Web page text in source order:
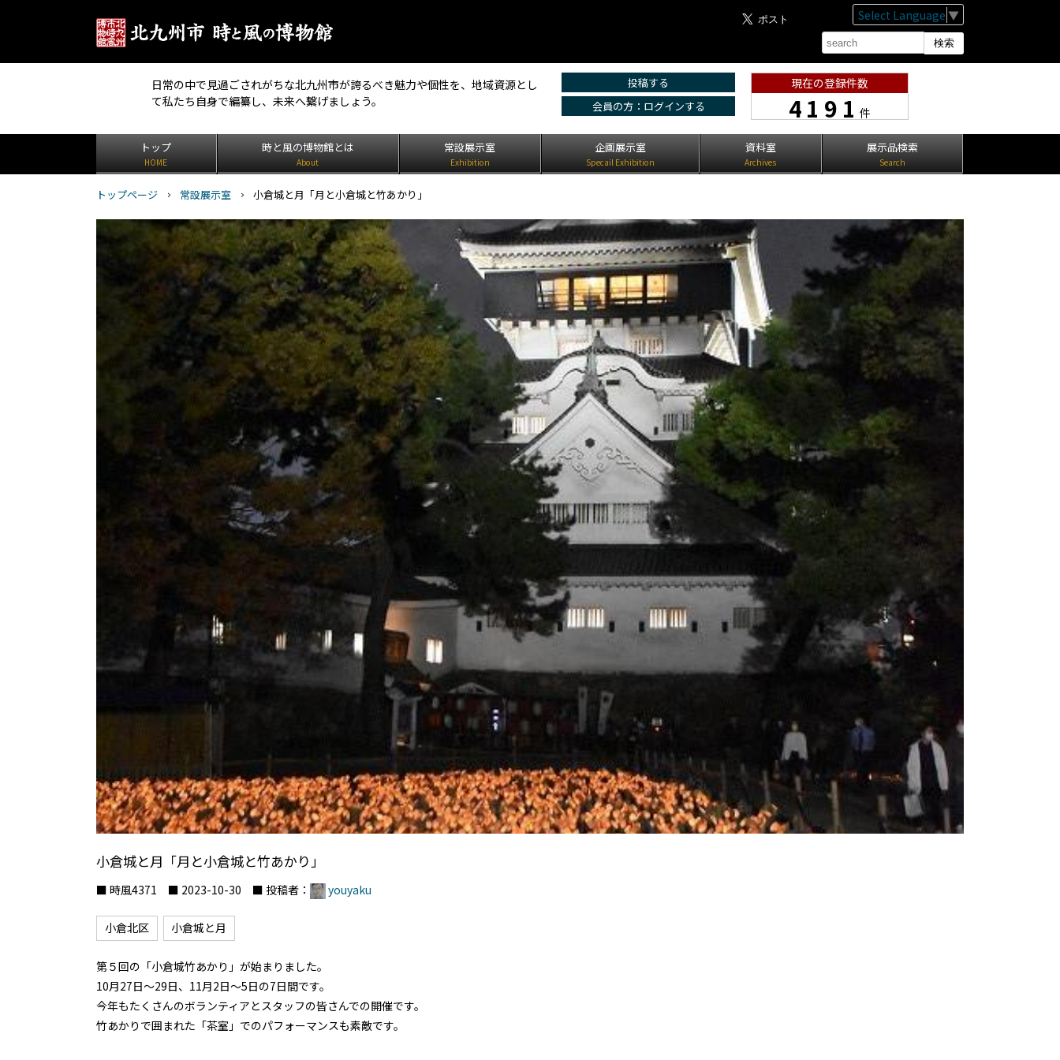
Select Language ▼
日常の中で見過ごされがちな北九州市が誇るべき魅力や個性を、地域資源とし
て私たち自身で編纂し、未来へ繋げましょう。
投稿する
会員の方：ログインする
現在の登録件数
4191件
トップ
HOME
時と風の博物館とは
About
常設展示室
Exhibition
企画展示室
Specail Exhibition
資料室
Archives
展示品検索
Search
トップページ 常設展示室 小倉城と月「月と小倉城と竹あかり」
月と小倉城と竹あかり
小倉城と月「月と小倉城と竹あかり」
■ 時風4371 ■ 2023-10-30 ■ 投稿者： youyaku
小倉北区 小倉城と月
第５回の「小倉城竹あかり」が始まりました。
10月27日～29日、11月2日～5日の7日間です。
今年もたくさんのボランティアとスタッフの皆さんでの開催です。
竹あかりで囲まれた「茶室」でのパフォーマンスも素敵です。